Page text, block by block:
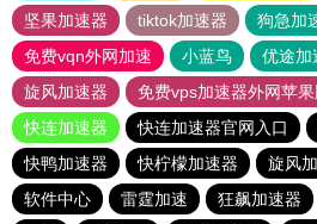
坚果加速器
tiktok加速器
狗急加
免费vqn外网加速
小蓝鸟 优途加
旋风加速器
免费vps加速器外网苹果
快连加速器
快连加速器官网入口
快鸭加速器
快柠檬加速器 旋风
软件中心
雷霆加速 狂飙加速器